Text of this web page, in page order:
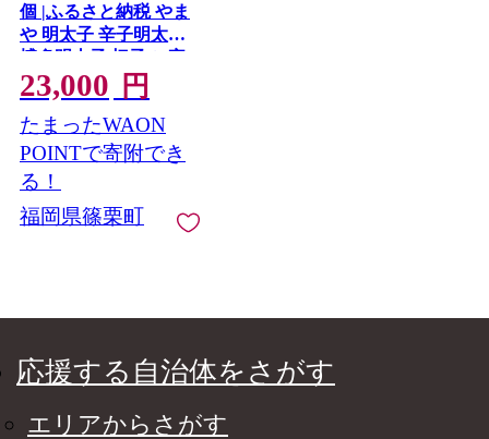
個 |ふるさと納税 やま
や 明太子 辛子明太子
博多明太子 切子 ご家
庭用 熟成明太子 お取
り寄せ ごはんのお供
人気 博多グルメ ギフ
ト
23,000 円
たまったWAON
POINTで寄附でき
る！
福岡県篠栗町
応援する自治体をさがす
エリアからさがす